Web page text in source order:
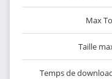
Max
Taille
Temps de